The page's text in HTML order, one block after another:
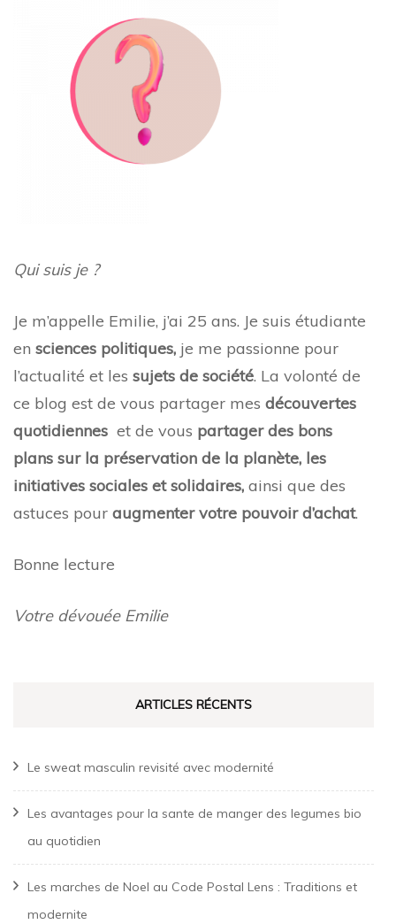
Qui suis je ?
Je m’appelle Emilie, j’ai 25 ans. Je suis étudiante
en sciences politiques, je me passionne pour
l’actualité et les sujets de société. La volonté de
ce blog est de vous partager mes découvertes
quotidiennes et de vous partager des bons
plans sur la préservation de la planète, les
initiatives sociales et solidaires, ainsi que des
astuces pour augmenter votre pouvoir d’achat.
Bonne lecture
Votre dévouée Emilie
ARTICLES RÉCENTS
Le sweat masculin revisité avec modernité
Les avantages pour la sante de manger des legumes bio
au quotidien
Les marches de Noel au Code Postal Lens : Traditions et
modernite